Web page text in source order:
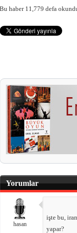
Bu haber 11,779 defa
Yorumlar
hasan
işte bu,
yapar?